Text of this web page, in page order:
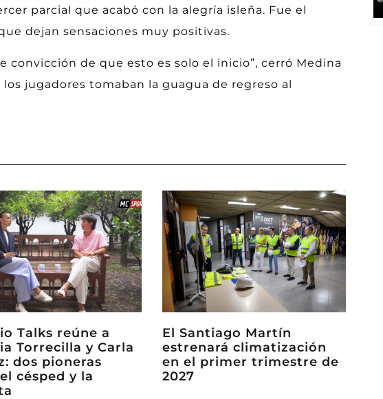
parcial que acabó con la alegría isleña. Fue el
dejan sensaciones muy positivas.
convicción de que esto es solo el inicio”, cerró Medina
jugadores tomaban la guagua de regreso al
Talks reúne a
Torrecilla y Carla
dos pioneras
césped y la
El Santiago Martín
estrenará climatización
en el primer trimestre de
2027